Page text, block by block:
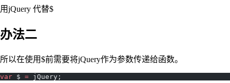
用jQuery 代替$
办法二
所以在使用$前需要将jQuery作为参数传递给函数。
var $ = jQuery;